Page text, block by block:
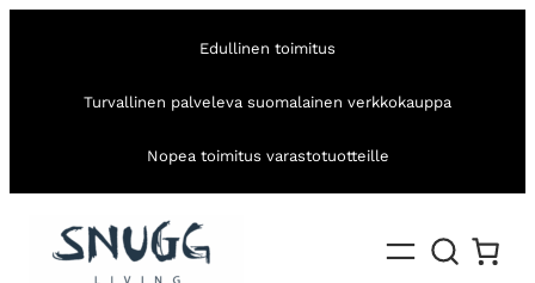
Edullinen toimitus
Turvallinen palveleva suomalainen verkkokauppa
Nopea toimitus varastotuotteille